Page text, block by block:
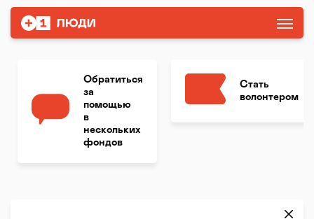
Обратиться
за
помощью
в
нескольких
фондов
Стать
волонтером